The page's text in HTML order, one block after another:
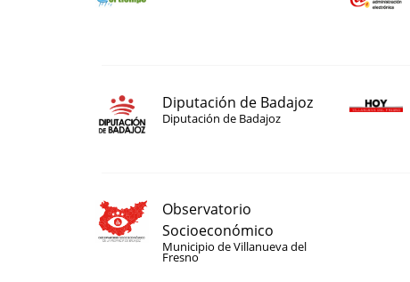
Diputación de Badajoz
Diputación de Badajoz
Observatorio
Socioeconómico
Municipio de Villanueva del
Fresno